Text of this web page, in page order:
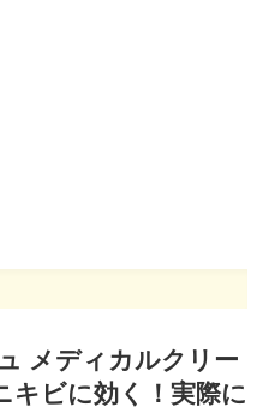
メディカルクリー
キビに効く！実際に